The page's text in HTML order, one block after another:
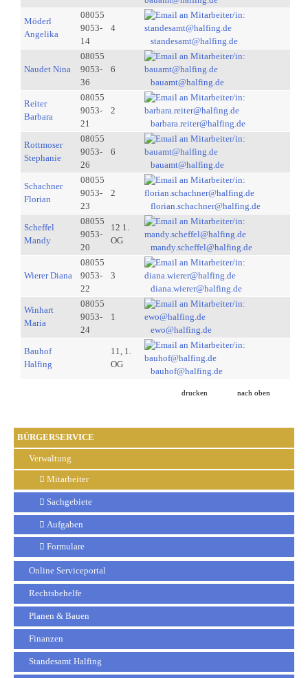
BÜRGERSERVICE
Verwaltung
Mitarbeiter
Sachgebiete
Aufgaben
Formulare
Online Serviceportal
Rechtsbehelfe
Planen & Bauen
Finanzen
Standesamt Halfing
Möderl
Angelika
08055
9053-
14
4
standesamt@halfing.de
Naudet Nina
08055
9053-
36
6
bauamt@halfing.de
Reiter
Barbara
08055
9053-
21
2
barbara.reiter@halfing.de
Rottmoser
Stephanie
08055
9053-
26
6
bauamt@halfing.de
Schachner
Florian
08055
9053-
23
2
florian.schachner@halfing.de
Scheffel
Mandy
08055
9053-
20
12 1.
OG
mandy.scheffel@halfing.de
Wierer Diana
08055
9053-
22
3
diana.wierer@halfing.de
Winhart
Maria
08055
9053-
24
1
ewo@halfing.de
Bauhof
Halfing
11, 1.
OG
bauhof@halfing.de
drucken nach oben